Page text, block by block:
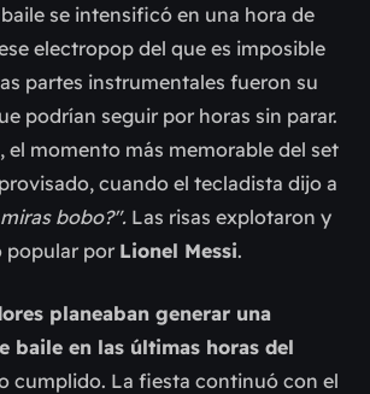
se intensificó en una hora de
electropop del que es imposible
partes instrumentales fueron su
podrían seguir por horas sin parar.
el momento más memorable del set
cuando el tecladista dijo a
bobo?". Las risas explotaron y
popular por Lionel Messi.
planeaban generar una
baile en las últimas horas del
cumplido. La fiesta continuó con el